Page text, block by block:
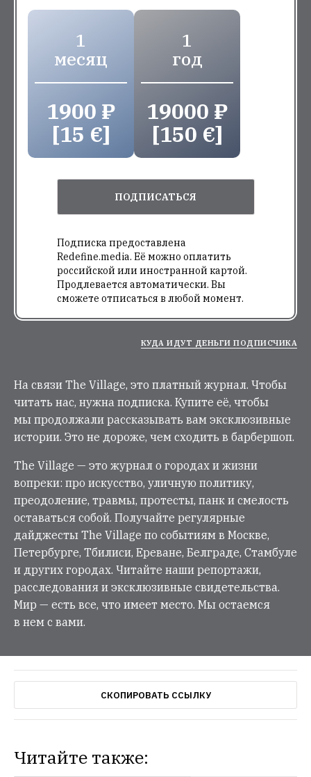
1
месяц
1900 ₽
[15 €]
1
год
19000 ₽
[150 €]
ПОДПИСАТЬСЯ
Подписка предоставлена
Redefine.media. Её можно оплатить
российской или иностранной картой.
Продлевается автоматически. Вы
сможете отписаться в любой момент.
КУДА ИДУТ ДЕНЬГИ ПОДПИСЧИКА
На связи The Village, это платный журнал. Чтобы
читать нас, нужна подписка. Купите её, чтобы
мы продолжали рассказывать вам эксклюзивные
истории. Это не дороже, чем сходить в барбершоп.
The Village — это журнал о городах и жизни
вопреки: про искусство, уличную политику,
преодоление, травмы, протесты, панк и смелость
оставаться собой. Получайте регулярные
дайджесты The Village по событиям в Москве,
Петербурге, Тбилиси, Ереване, Белграде, Стамбуле
и других городах. Читайте наши репортажи,
расследования и эксклюзивные свидетельства.
Мир — есть все, что имеет место. Мы остаемся
в нем с вами.
СКОПИРОВАТЬ ССЫЛКУ
Читайте также: